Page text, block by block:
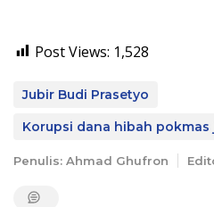
Post Views: 1,528
Jubir Budi Prasetyo
Korupsi dana hibah pokmas
Penulis: Ahmad Ghufron